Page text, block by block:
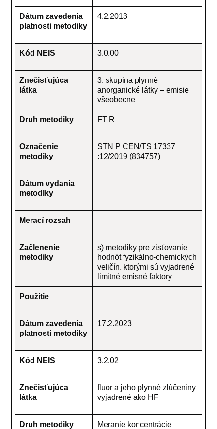
Dátum zavedenia
platnosti metodiky
4.2.2013
Kód NEIS 3.0.00
Znečisťujúca
látka
3. skupina plynné
anorganické látky – emisie
všeobecne
Druh metodiky FTIR
Označenie
metodiky
STN P CEN/TS 17337
:12/2019 (834757)
Dátum vydania
metodiky
Merací rozsah
Začlenenie
metodiky
s) metodiky pre zisťovanie
hodnôt fyzikálno-chemických
veličín, ktorými sú vyjadrené
limitné emisné faktory
Použitie
Dátum zavedenia
platnosti metodiky
17.2.2023
Kód NEIS 3.2.02
Znečisťujúca
látka
fluór a jeho plynné zlúčeniny
vyjadrené ako HF
Druh metodiky
Meranie koncentrácie